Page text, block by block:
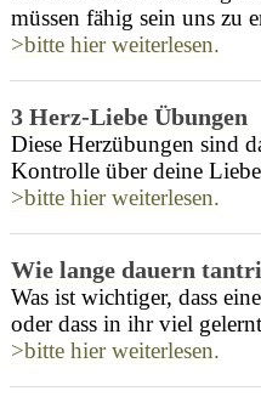
müssen fähig sein uns zu
>bitte hier weiterlesen.
3 Herz-Liebe Übungen
Diese Herzübungen sind
Kontrolle über deine
>bitte hier weiterlesen.
Wie lange dauern
Was ist wichtiger, dass
oder dass in ihr viel
>bitte hier weiterlesen.